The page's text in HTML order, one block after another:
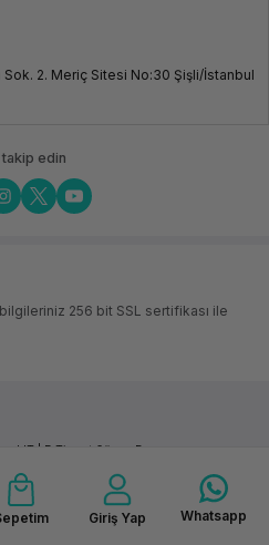
Giriş Yap Whatsapp
2. Meriç Sitesi No:30 Şişli/İstanbul
takip edin
bilgileriniz 256 bit SSL sertifikası ile